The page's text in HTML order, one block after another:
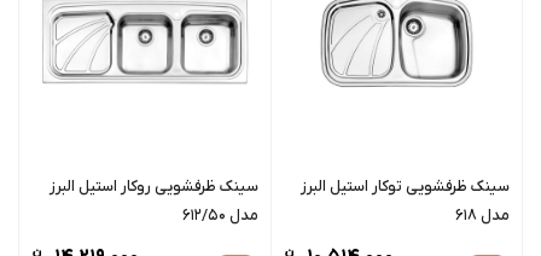
سينک ظرفشویی توکار استیل البرز
مدل 618
سينک ظرفشویی روکار استیل البرز
مدل 612/50